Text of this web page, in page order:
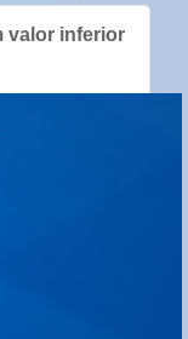
valor inferior